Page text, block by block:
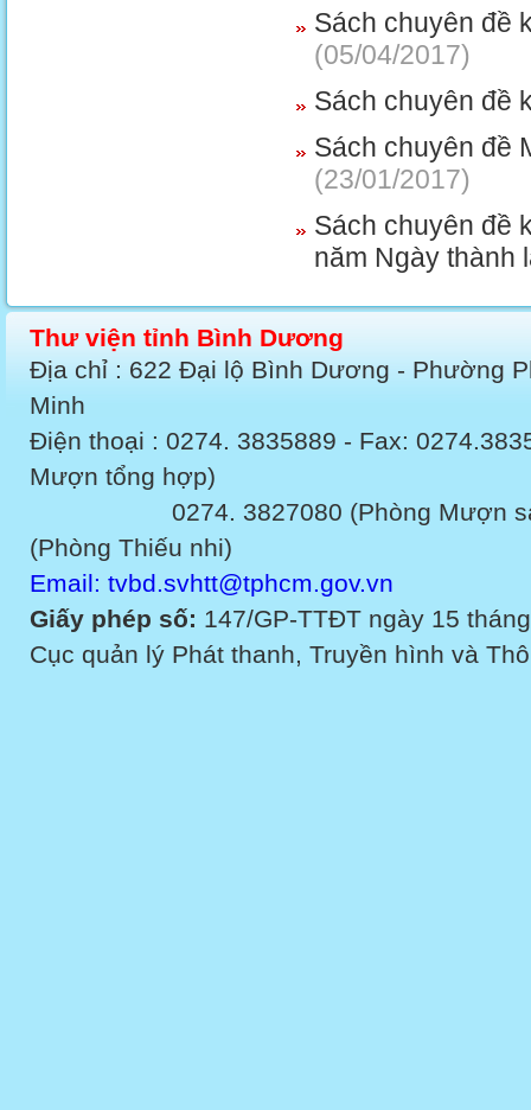
Sách chuyên đề
(05/04/2017)
Sách chuyên đề
Sách chuyên đề
(23/01/2017)
Sách chuyên đề
năm Ngày thành
Thư viện tỉnh Bình Dương
Địa chỉ : 622 Đại lộ Bình Dương - Phường
Minh
Điện thoại : 0274. 3835889 - Fax:
Mượn tổng hợp)
0274. 3827080 (Phòng Mượn sách
(Phòng Thiếu nhi)
Email: tvbd.svhtt@tphcm.gov.vn
Giấy phép số: 147/GP-TTĐT ngày 15
Cục quản lý Phát thanh, Truyền hình và